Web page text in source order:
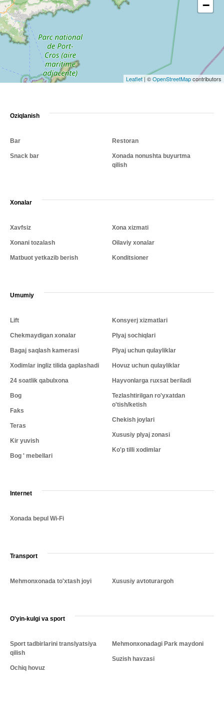
−
Leaflet | ©OpenStreetMapcontributors
Oziqlanish
Bar
Snack bar
Restoran
Xonada nonushta buyurtma
qilish
Xonalar
Xavfsiz
Xonani tozalash
Matbuot yetkazib berish
Xona xizmati
Oilaviy xonalar
Konditsioner
Umumiy
Lift
Chekmaydigan xonalar
Bagaj saqlash kamerasi
Xodimlar ingliz tilida gaplashadi
24 soatlik qabulxona
Bog
Faks
Teras
Kir yuvish
Bog ' mebellari
Konsyerj xizmatlari
Plyaj sochiqlari
Plyaj uchun qulayliklar
Hovuz uchun qulayliklar
Hayvonlarga ruxsat beriladi
Tezlashtirilgan ro'yxatdan
o'tish/ketish
Chekish joylari
Xususiy plyaj zonasi
Ko'p tilli xodimlar
Internet
Xonada bepul Wi-Fi
Transport
Mehmonxonada to'xtash joyi Xususiy avtoturargoh
O'yin-kulgi va sport
Sport tadbirlarini translyatsiya
qilish
Ochiq hovuz
Mehmonxonadagi Park maydoni
Suzish havzasi